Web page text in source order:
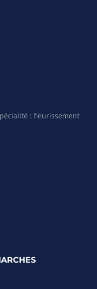
: fleurissement